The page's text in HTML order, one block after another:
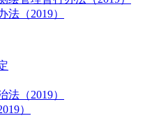
（2019）
（2019）
）